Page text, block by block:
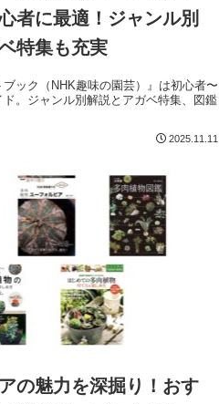
者に最適！ジャンル別
特集も充実
ブック（NHK趣味の園芸）』は初心者〜
。ジャンル別解説とアガベ特集、図鑑
2025.11.11
の魅力を深掘り！おす